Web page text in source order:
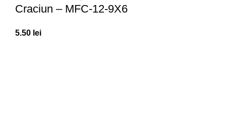
Craciun – MFC-12-9X6
5.50 lei